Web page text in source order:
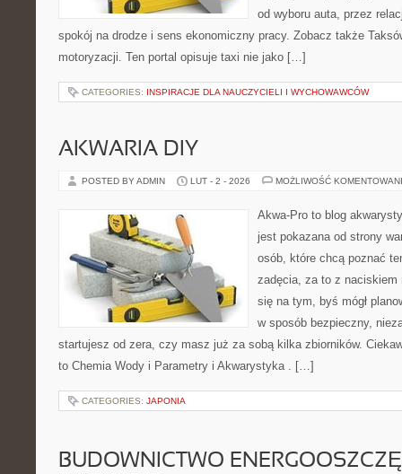
od wyboru auta, przez
spokój na drodze i sens ekonomiczny pracy. Zobacz także
motoryzacji. Ten portal opisuje taxi nie jako […]
CATEGORIES: INSPIRACJE DLA NAUCZYCIELI I WYCHOWAWCÓW
AKWARIA DIY
POSTED BY ADMIN LUT - 2 - 2026 MOŻLIWOŚĆ
Akwa-Pro to blog
jest pokazana od strony
osób, które chcą poznać
zadęcia, za to z naciskiem
się na tym, byś mógł
w sposób bezpieczny,
startujesz od zera, czy masz już za sobą kilka zbiorników.
to Chemia Wody i Parametry i Akwarystyka . […]
CATEGORIES: JAPONIA
BUDOWNICTWO